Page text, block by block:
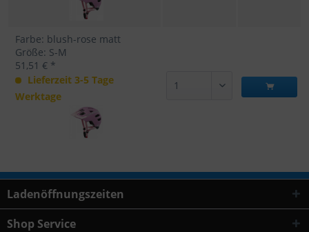
Farbe: blush-rose matt
Größe: S-M
51,51 € *
Lieferzeit 3-5 Tage
Werktage
Ladenöffnungszeiten
Shop Service